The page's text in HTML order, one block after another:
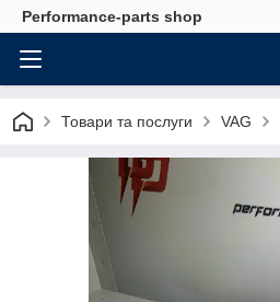
Performance-parts shop
Товари та послуги VAG